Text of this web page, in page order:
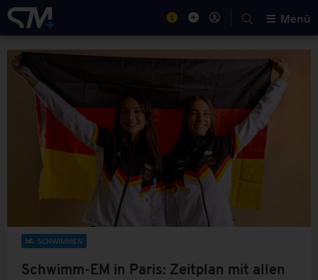
Menü
SCHWIMMEN
Schwimm-EM in Paris: Zeitplan mit allen